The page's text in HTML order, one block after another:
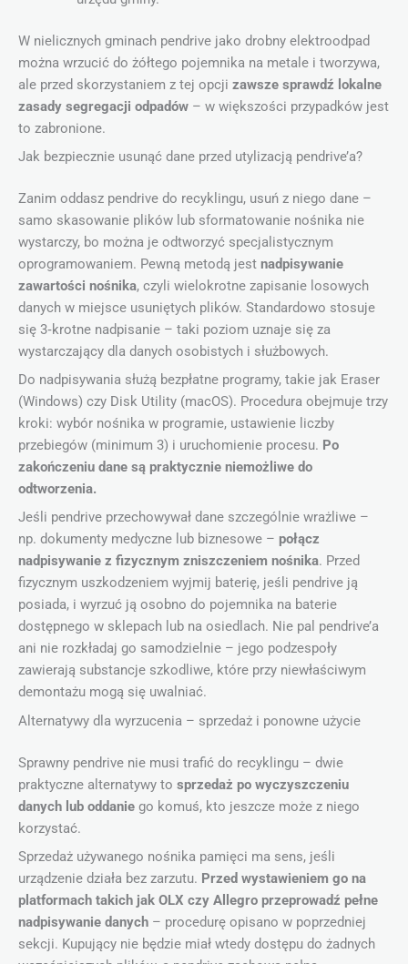
W nielicznych gminach pendrive jako drobny elektroodpad
można wrzucić do żółtego pojemnika na metale i tworzywa,
ale przed skorzystaniem z tej opcji zawsze sprawdź lokalne
zasady segregacji odpadów – w większości przypadków jest
to zabronione.
Jak bezpiecznie usunąć dane przed utylizacją pendrive’a?
Zanim oddasz pendrive do recyklingu, usuń z niego dane –
samo skasowanie plików lub sformatowanie nośnika nie
wystarczy, bo można je odtworzyć specjalistycznym
oprogramowaniem. Pewną metodą jest nadpisywanie
zawartości nośnika, czyli wielokrotne zapisanie losowych
danych w miejsce usuniętych plików. Standardowo stosuje
się 3‑krotne nadpisanie – taki poziom uznaje się za
wystarczający dla danych osobistych i służbowych.
Do nadpisywania służą bezpłatne programy, takie jak Eraser
(Windows) czy Disk Utility (macOS). Procedura obejmuje trzy
kroki: wybór nośnika w programie, ustawienie liczby
przebiegów (minimum 3) i uruchomienie procesu. Po
zakończeniu dane są praktycznie niemożliwe do
odtworzenia.
Jeśli pendrive przechowywał dane szczególnie wrażliwe –
np. dokumenty medyczne lub biznesowe – połącz
nadpisywanie z fizycznym zniszczeniem nośnika. Przed
fizycznym uszkodzeniem wyjmij baterię, jeśli pendrive ją
posiada, i wyrzuć ją osobno do pojemnika na baterie
dostępnego w sklepach lub na osiedlach. Nie pal pendrive’a
ani nie rozkładaj go samodzielnie – jego podzespoły
zawierają substancje szkodliwe, które przy niewłaściwym
demontażu mogą się uwalniać.
Alternatywy dla wyrzucenia – sprzedaż i ponowne użycie
Sprawny pendrive nie musi trafić do recyklingu – dwie
praktyczne alternatywy to sprzedaż po wyczyszczeniu
danych lub oddanie go komuś, kto jeszcze może z niego
korzystać.
Sprzedaż używanego nośnika pamięci ma sens, jeśli
urządzenie działa bez zarzutu. Przed wystawieniem go na
platformach takich jak OLX czy Allegro przeprowadź pełne
nadpisywanie danych – procedurę opisano w poprzedniej
sekcji. Kupujący nie będzie miał wtedy dostępu do żadnych